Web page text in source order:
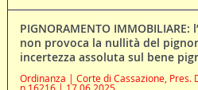
PIGNORAMENTO
non provoca la nullità del
incertezza assoluta sul bene
Ordinanza | Corte di Cassazione, Pres.
n.16216 | 17.06.2025